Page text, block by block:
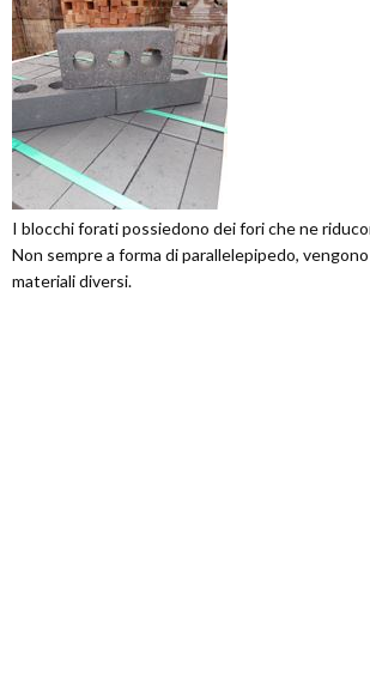
I blocchi forati possiedono dei fori che ne
Non sempre a forma di parallelepipedo,
materiali diversi.